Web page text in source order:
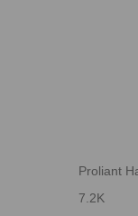
Proliant
7.2K